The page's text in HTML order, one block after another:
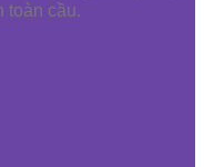
toàn cầu.